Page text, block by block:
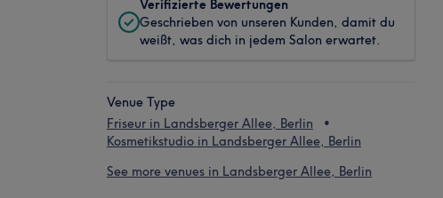
Verifizierte Bewertungen
Geschrieben von unseren Kunden, damit du
weißt, was dich in jedem Salon erwartet.
Venue Type
Friseur in Landsberger Allee, Berlin
Kosmetikstudio in Landsberger Allee, Berlin
See more venues in Landsberger Allee, Berlin